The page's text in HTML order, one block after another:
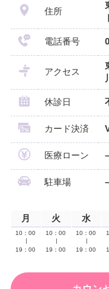
住所
電話番号
アクセス
休診日
カード決済
医療ローン –
駐車場 –
月 火 水
10：00
19：00
10：00
19：00
10：00
19：00